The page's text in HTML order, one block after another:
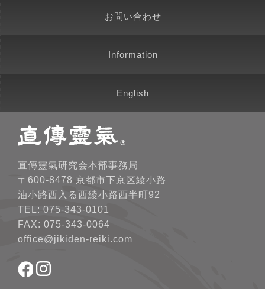
お問い合わせ
Information
English
直傳靈氣研究会本部事務局
〒600-8478 京都市下京区綾小路
油小路西入る西綾小路西半町92
TEL: 075-343-0101
FAX: 075-343-0064
office@jikiden-reiki.com